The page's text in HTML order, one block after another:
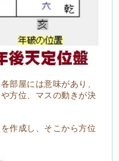
部屋には意味があり、
方位、マスの動きが決
作成し、そこから方位